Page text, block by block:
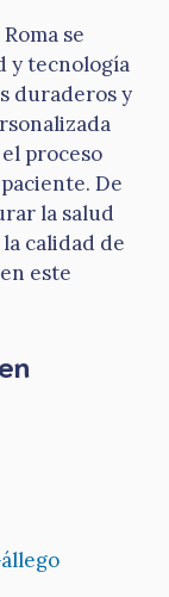
se
y tecnología
duraderos y
proceso
De
la salud
calidad de
este